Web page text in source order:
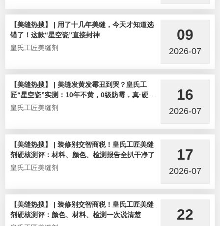
【美缝热搜】 | 用了十几年美缝，今天才知道选
错了！这款“星空瓷”直接封神
皇氏工匠美缝剂
09
2026-07
【美缝热搜】 | 美缝发黄发霉丑到哭？皇氏工
匠“星空瓷”实测：10年不黄，0级防霉，真·硬核
选手！
皇氏工匠美缝剂
16
2026-07
【美缝热搜】 | 装修别交智商税！皇氏工匠美缝
剂硬核测评：材料、颜色、检测报告全扒干净了
皇氏工匠美缝剂
17
2026-07
【美缝热搜】 | 装修别交智商税！皇氏工匠美缝
剂硬核测评：颜色、材料、检测一次说清楚
22